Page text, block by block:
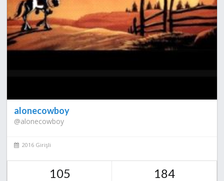
alonecowboy
@alonecowboy
2016 Girişli
105 184